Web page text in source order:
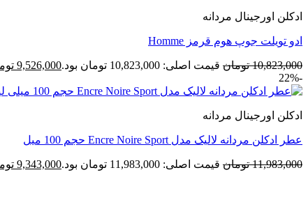
ادکلن اورجینال مردانه
ادو تویلت جوپ هوم قرمز Homme
10,823,000 تومان قیمت اصلی: 10,823,000 تومان بود. 9,526,000
-22%
ادکلن اورجینال مردانه
عطر ادکلن مردانه لالیک مدل Encre Noire Sport حجم 100 میل
11,983,000 تومان قیمت اصلی: 11,983,000 تومان بود. 9,343,000